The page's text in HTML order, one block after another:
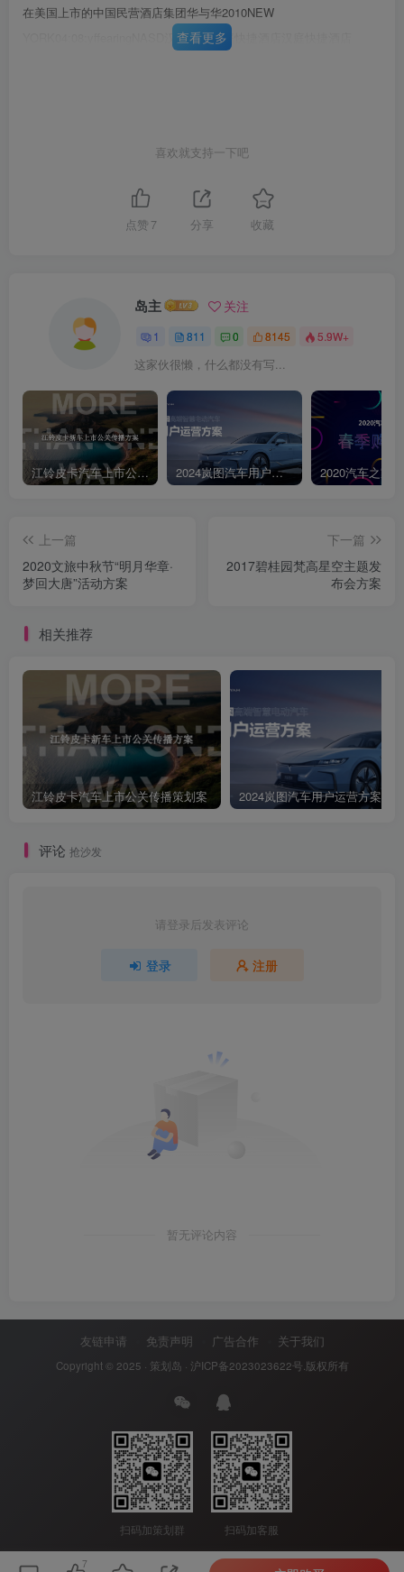
第6页 / 共270页
试读已结束，还剩
页，您可下载完整版后进行
离线阅读
在美国上市的中国民营酒店集团华与华2010NEW
YORK04:08:yffearingNASD汉魔快捷汉庭快捷酒店汉庭快捷酒店
业，11年时间汉诞快施酒店在中国352个城市拥有超过2000家酒店汉
庭快捷酒店尚汉庭快捷酒店品以汉逸连徽酒图议巡快现汉庭酒店汉庭
查看更多
喜欢就支持一下吧
点赞 7 分享 收藏
岛主 关注
1 811 0 8145 5.9W+
这家伙很懒，什么都没有写...
江铃皮卡汽车上市公关传播策划案 2024岚图汽车用户运营方案
上一篇
2020文旅中秋节“明月华章·
梦回大唐”活动方案
下一篇
2017碧桂园梵高星空主题发
布会方案
相关推荐
江铃皮卡汽车上市公关传播策划案 2024岚图汽车用户运营方案
评论 抢沙发
请登录后发表评论
登录 注册
暂无评论内容
友链申请 免责声明 广告合作 关于我们
Copyright © 2025 · 策划岛 · 沪ICP备2023023622号 .版权所有
扫码加策划群 扫码加客服
7